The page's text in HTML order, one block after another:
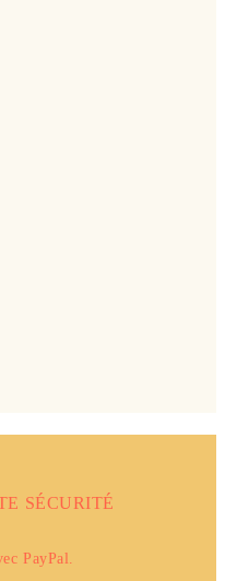
SÉCURITÉ
PayPal.